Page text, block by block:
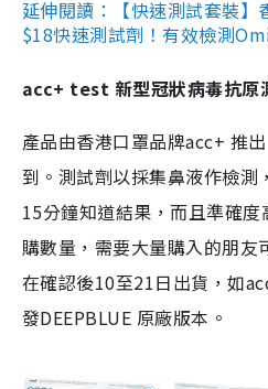
延伸閱讀：【快速測試套裝
$18快速測試劑！有效檢測
acc+ test 新型冠狀病毒抗原
產品由香港口罩品牌acc+ 推
到。測試劑以採集鼻液作檢
15分鐘知道結果，而且準確
購數量，需要大量購入的朋友
在確認後10至21日出貨，如
發DEEPBLUE 原廠版本。